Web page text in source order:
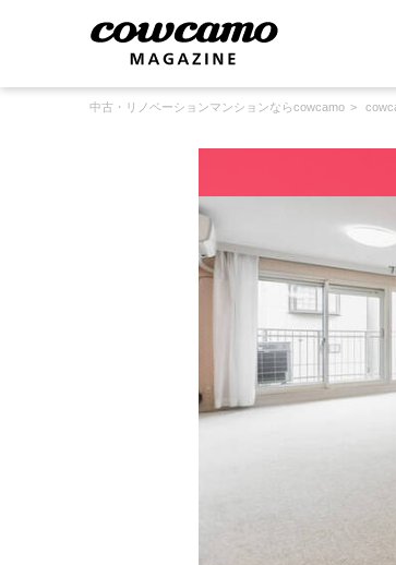
中古・リノベーションマンションならcowcamo